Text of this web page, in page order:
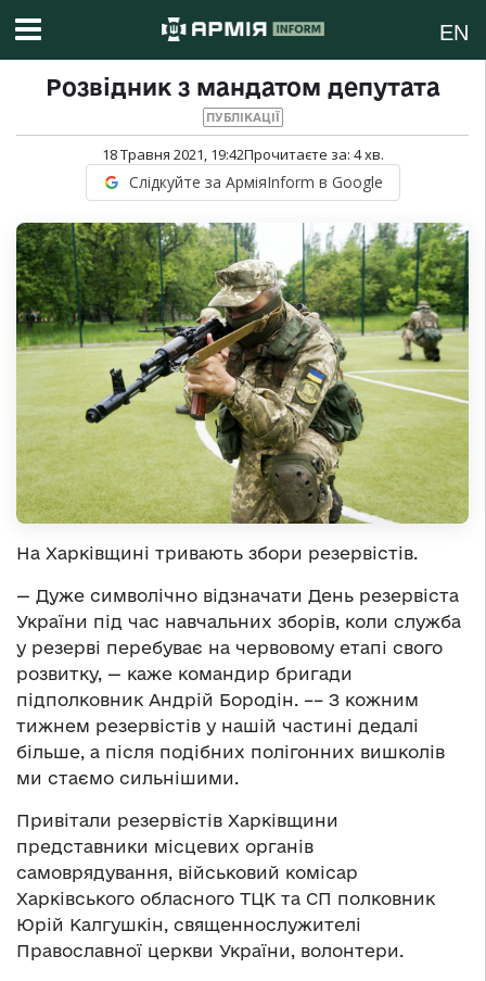
EN
Розвідник з мандатом депутата
ПУБЛІКАЦІЇ
18 Травня 2021, 19:42Прочитаєте за: 4хв.
Слідкуйте за АрміяInform в Google
На Харківщині тривають збори резервістів.
— Дуже символічно відзначати День резервіста
України під час навчальних зборів, коли служба
у резерві перебуває на червовому етапі свого
розвитку, — каже командир бригади
підполковник Андрій Бородін. –– З кожним
тижнем резервістів у нашій частині дедалі
більше, а після подібних полігонних вишколів
ми стаємо сильнішими.
Привітали резервістів Харківщини
представники місцевих органів
самоврядування, військовий комісар
Харківського обласного ТЦК та СП полковник
Юрій Калгушкін, священнослужителі
Православної церкви України, волонтери.